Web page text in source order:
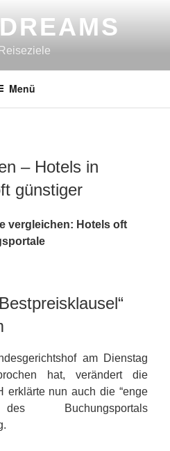
Menü
– Hotels in
günstiger
vergleichen: Hotels oft
am Dienstag
hat, verändert die
erklärte nun auch die “enge
des Buchungsportals